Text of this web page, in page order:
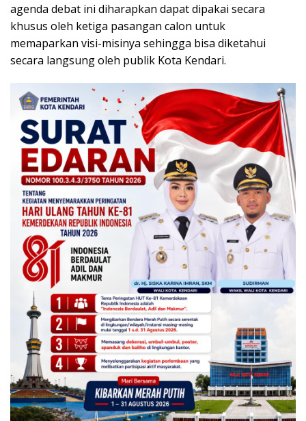
agenda debat ini diharapkan dapat dipakai secara
khusus oleh ketiga pasangan calon untuk
memaparkan visi-misinya sehingga bisa diketahui
secara langsung oleh publik Kota Kendari.